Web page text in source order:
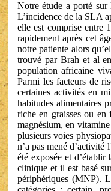
Notre étude a porté
L’incidence de la SLA
elle est comprise entre
rapidement après cet
notre patiente alors
trouvé par Brah et al
population africaine
Parmi les facteurs de
certaines activités en
habitudes alimentaires
riche en graisses ou
magnésium, en
plusieurs voies
n’a pas mené d’activité
été exposée et
clinique et il est basé
périphériques (MNP).